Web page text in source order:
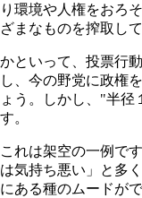
り環境や人権をおろ
ざまなものを搾取し
かといって、投票行
し、今の野党に政権
ょう。しかし、"半径
す。
これは架空の一例で
は気持ち悪い」と多
にある種のムードが